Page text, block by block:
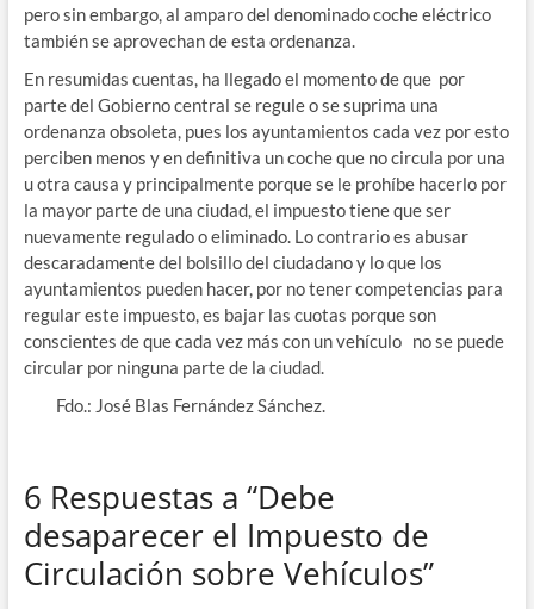
pero sin embargo, al amparo del denominado coche eléctrico
también se aprovechan de esta ordenanza.
En resumidas cuentas, ha llegado el momento de que por
parte del Gobierno central se regule o se suprima una
ordenanza obsoleta, pues los ayuntamientos cada vez por esto
perciben menos y en definitiva un coche que no circula por una
u otra causa y principalmente porque se le prohíbe hacerlo por
la mayor parte de una ciudad, el impuesto tiene que ser
nuevamente regulado o eliminado. Lo contrario es abusar
descaradamente del bolsillo del ciudadano y lo que los
ayuntamientos pueden hacer, por no tener competencias para
regular este impuesto, es bajar las cuotas porque son
conscientes de que cada vez más con un vehículo no se puede
circular por ninguna parte de la ciudad.
Fdo.: José Blas Fernández Sánchez.
6 Respuestas a “Debe
desaparecer el Impuesto de
Circulación sobre Vehículos”